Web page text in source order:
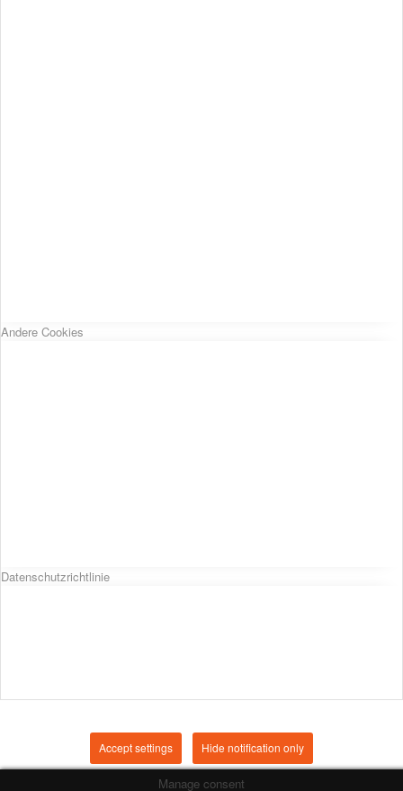
Andere Cookies
Datenschutzrichtlinie
Accept settings Hide notification only
Manage consent